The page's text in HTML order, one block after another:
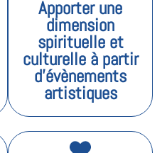
Apporter une
dimension
spirituelle et
culturelle à partir
d'évènements
artistiques